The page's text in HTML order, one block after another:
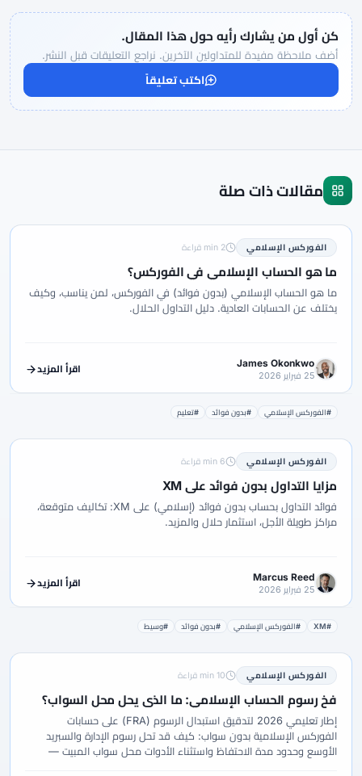
كن أول من يشارك رأيه حول هذا المقال.
أضف ملاحظة مفيدة للمتداولين الآخرين. نراجع التعليقات قبل النشر.
اكتب تعليقاً
مقالات ذات صلة
الفوركس الإسلامي 2 min قراءة
ما هو الحساب الإسلامي في الفوركس؟
ما هو الحساب الإسلامي (بدون فوائد) في الفوركس، لمن يناسب، وكيف
يختلف عن الحسابات العادية. دليل التداول الحلال.
James Okonkwo
25 فبراير 2026
اقرأ المزيد
#الفوركس الإسلامي #بدون فوائد #تعليم
الفوركس الإسلامي 6 min قراءة
مزايا التداول بدون فوائد على XM
فوائد التداول بحساب بدون فوائد (إسلامي) على XM: تكاليف متوقعة،
مراكز طويلة الأجل، استثمار حلال والمزيد.
Marcus Reed
25 فبراير 2026
اقرأ المزيد
#XM #الفوركس الإسلامي #بدون فوائد #وسيط
الفوركس الإسلامي 10 min قراءة
فخ رسوم الحساب الإسلامي: ما الذي يحل محل السواب؟
إطار تعليمي 2026 لتدقيق استبدال الرسوم (FRA) على حسابات
الفوركس الإسلامية بدون سواب: كيف قد تحل رسوم الإدارة والسبريد
الأوسع وحدود مدة الاحتفاظ واستثناء الأدوات محل سواب المبيت —